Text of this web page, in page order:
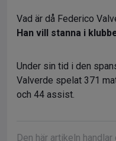
Vad är då Federico
Han vill stanna i
Under sin tid i den
Valverde spelat 371
och 44 assist.
Den här artikeln handlar